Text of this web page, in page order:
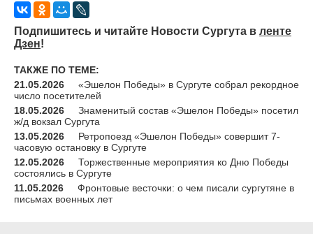
Подпишитесь и читайте Новости Сургута в ленте
Дзен!
ТАКЖЕ ПО ТЕМЕ:
21.05.2026
«Эшелон Победы» в Сургуте собрал рекордное
число посетителей
18.05.2026
Знаменитый состав «Эшелон Победы» посетил
ж/д вокзал Сургута
13.05.2026
Ретропоезд «Эшелон Победы» совершит 7-
часовую остановку в Сургуте
12.05.2026
Торжественные мероприятия ко Дню Победы
состоялись в Сургуте
11.05.2026
Фронтовые весточки: о чем писали сургутяне в
письмах военных лет